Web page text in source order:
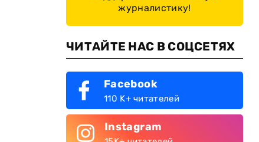
журналистику!
ЧИТАЙТЕ НАС В СОЦСЕТЯХ
Facebook
110 K+ читателей
Instagram